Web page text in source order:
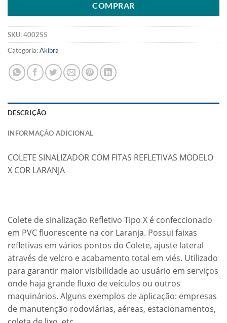
COMPRAR
SKU:400255
Categoria:Akibra
DESCRIÇÃO
INFORMAÇÃO ADICIONAL
COLETE SINALIZADOR COM FITAS REFLETIVAS MODELO
X COR LARANJA
Colete de sinalização Refletivo Tipo X é confeccionado
em PVC fluorescente na cor Laranja. Possui faixas
refletivas em vários pontos do Colete, ajuste lateral
através de velcro e acabamento total em viés. Utilizado
para garantir maior visibilidade ao usuário em serviços
onde haja grande fluxo de veículos ou outros
maquinários. Alguns exemplos de aplicação: empresas
de manutenção rodoviárias, aéreas, estacionamentos,